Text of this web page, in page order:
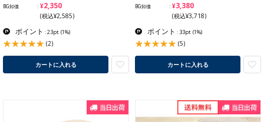
BG卸価 ¥2,350
(税込¥2,585)
ポイント : 23pt (1%)
(2)
カートに入れる
BG卸価 ¥3,380
(税込¥3,718)
ポイント : 33pt (1%)
(5)
カートに入れる